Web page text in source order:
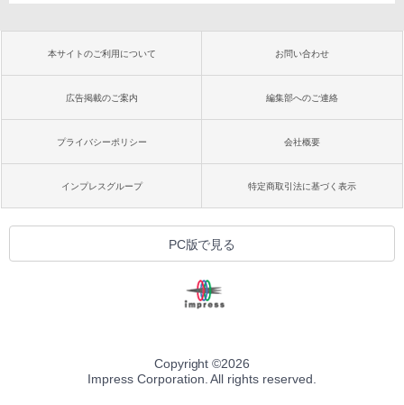
本サイトのご利用について お問い合わせ
広告掲載のご案内 編集部へのご連絡
プライバシーポリシー 会社概要
インプレスグループ 特定商取引法に基づく表示
PC版で見る
Copyright ©2026
Impress Corporation. All rights reserved.